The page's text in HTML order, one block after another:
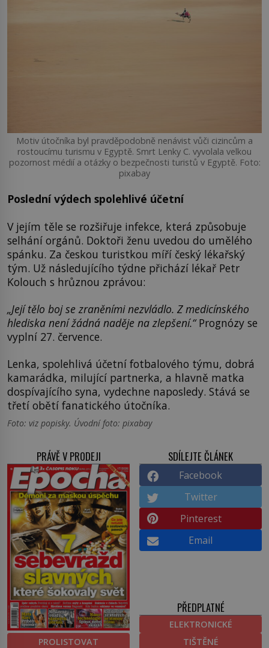
Motiv útočníka byl pravděpodobně nenávist vůči cizincům a
rostoucímu turismu v Egyptě. Smrt Lenky C. vyvolala velkou
pozornost médií a otázky o bezpečnosti turistů v Egyptě. Foto:
pixabay
Poslední výdech spolehlivé účetní
V jejím těle se rozšiřuje infekce, která způsobuje
selhání orgánů. Doktoři ženu uvedou do umělého
spánku. Za českou turistkou míří český lékařský
tým. Už následujícího týdne přichází lékař Petr
Kolouch s hrůznou zprávou:
„Její tělo boj se zraněními nezvládlo. Z medicínského
hlediska není žádná naděje na zlepšení.“Prognózy se
vyplní 27. července.
Lenka, spolehlivá účetní fotbalového týmu, dobrá
kamarádka, milující partnerka, a hlavně matka
dospívajícího syna, vydechne naposledy. Stává se
třetí obětí fanatického útočníka.
Foto: viz popisky. Úvodní foto: pixabay
PRÁVĚ V PRODEJI
PROLISTOVAT
SDÍLEJTE ČLÁNEK
Facebook
Twitter
Pinterest
Email
PŘEDPLATNÉ
ELEKTRONICKÉ
TIŠTĚNÉ